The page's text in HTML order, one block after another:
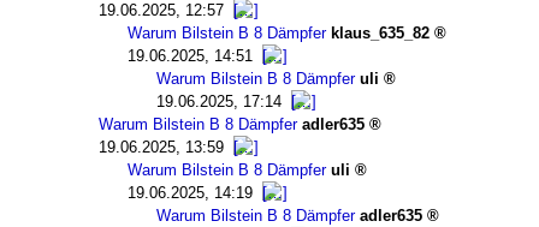
19.06.2025, 12:57
Warum Bilstein B 8 Dämpfer klaus_635_82
19.06.2025, 14:51
Warum Bilstein B 8 Dämpfer uli
19.06.2025, 17:14
Warum Bilstein B 8 Dämpfer adler635
19.06.2025, 13:59
Warum Bilstein B 8 Dämpfer uli
19.06.2025, 14:19
Warum Bilstein B 8 Dämpfer adler635